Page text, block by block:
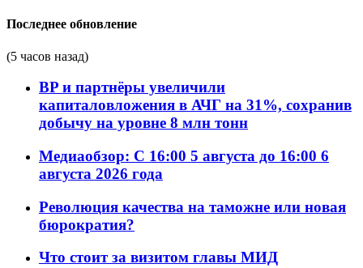
Последнее обновление
(5 часов назад)
BP и партнёры увеличили
капиталовложения в АЧГ на 31%, сохранив
добычу на уровне 8 млн тонн
Медиаобзор: С 16:00 5 августа до 16:00 6
августа 2026 года
Революция качества на таможне или новая
бюрократия?
Что стоит за визитом главы МИД